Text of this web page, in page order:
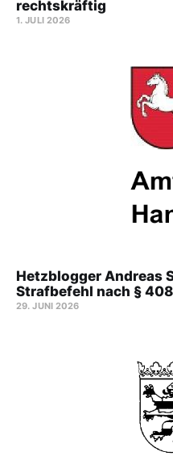
rechtskräftig
1. JULI 2026
Hetzblogger Andreas
Strafbefehl nach §
29. JUNI 2026